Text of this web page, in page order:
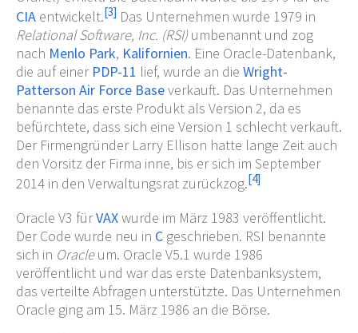
CIA entwickelt.[3] Das Unternehmen wurde 1979 in
Relational Software, Inc. (RSI) umbenannt und zog
nach Menlo Park, Kalifornien. Eine Oracle-Datenbank,
die auf einer PDP-11 lief, wurde an die Wright-
Patterson Air Force Baseverkauft. Das Unternehmen
benannte das erste Produkt als Version 2, da es
befürchtete, dass sich eine Version 1 schlecht verkauft.
Der Firmengründer Larry Ellison hatte lange Zeit auch
den Vorsitz der Firma inne, bis er sich im September
2014 in den Verwaltungsrat zurückzog.[4]
Oracle V3 fürVAXwurde im März 1983 veröffentlicht.
Der Code wurde neu in C geschrieben. RSI benannte
sich in Oracleum. Oracle V5.1 wurde 1986
veröffentlicht und war das erste Datenbanksystem,
das verteilte Abfragen unterstützte. Das Unternehmen
Oracle ging am 15. März 1986 an die Börse.